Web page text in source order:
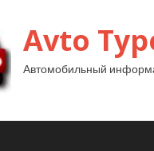
Avto
Автомобильный